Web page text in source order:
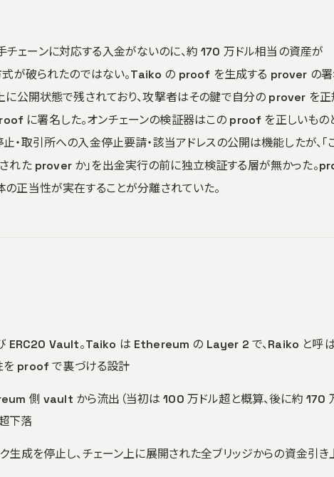
ェーンに対応する入金がないのに、約 170 万ドル相当の資産が
が破られたのではない。Taiko の proof を生成する prover の
公開状態で残されており、攻撃者はその鍵で自分の prover を正
に署名した。オンチェーンの検証器はこの proof を正しいもの
・取引所への入金停止要請・該当アドレスの公開は機能したが、「
た prover か」を出金実行の前に独立検証する層が無かった。
正当性が実在することが分離されていた。
ERC20 Vault。Taiko は Ethereum の Layer 2 で、Raiko と呼
proof で裏づける設計
側 vault から流出（当初は 100 万ドル超と概算、後に約 170
下落
成を停止し、チェーン上に展開された全ブリッジからの資金引き